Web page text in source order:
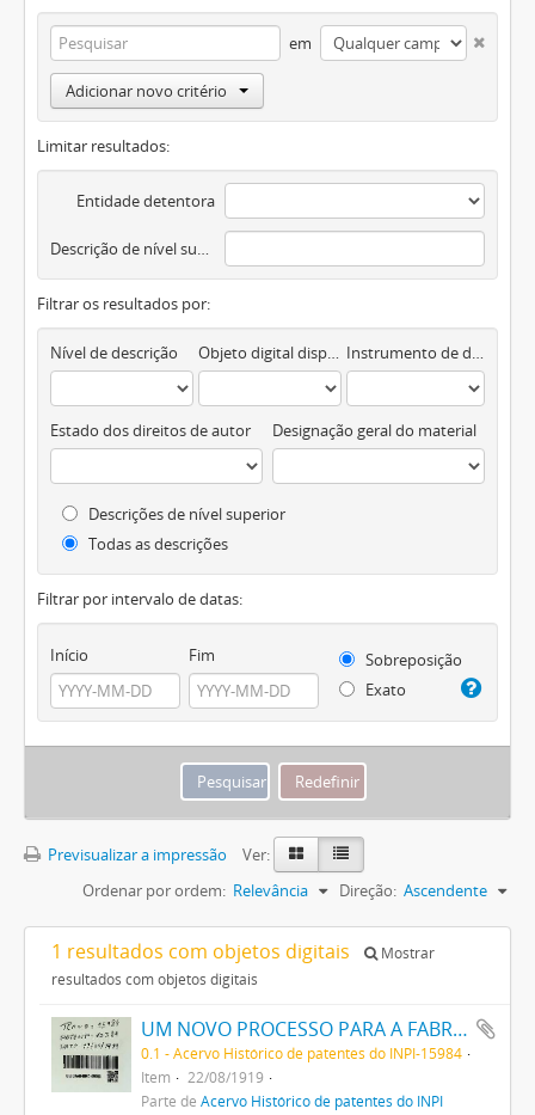
em
Adicionar novo critério
Limitar resultados:
Entidade detentora
Descrição de nível superior
Filtrar os resultados por:
Nível de descrição Objeto digital disponível Instrumento de descrição documental
Estado dos direitos de autor Designação geral do material
Descrições de nível superior
Todas as descrições
Filtrar por intervalo de datas:
Início Fim
Sobreposição
Exato
Previsualizar a impressão
Ver:
Ordenar por ordem: Relevância Direção: Ascendente
1 resultados com objetos digitais
Mostrar
resultados com objetos digitais
UM NOVO PROCESSO PARA A FABRICAÇÃO DE TINTAS EM PÓ POR MEIO DA PRECIPITAÇÃO E FIXAÇÃO DE TINTAS ANILINAS SOBRE CORPOS MINERAES
0.1 - Acervo Histórico de patentes do INPI-15984
Item
22/08/1919
Parte de Acervo Histórico de patentes do INPI